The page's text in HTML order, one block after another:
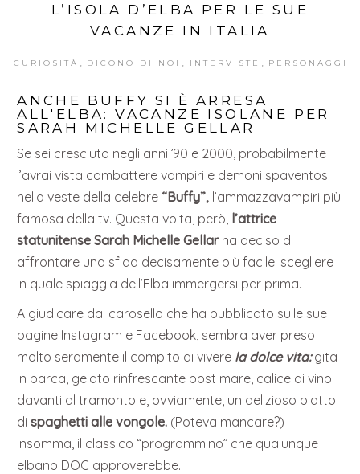
L’ISOLA D’ELBA PER LE SUE
VACANZE IN ITALIA
CURIOSITÀ DICONO DI NOI INTERVISTE PERSONAGGI
ANCHE BUFFY SI È ARRESA
ALL'ELBA: VACANZE ISOLANE PER
SARAH MICHELLE GELLAR
Se sei cresciuto negli anni ’90 e 2000, probabilmente
l’avrai vista combattere vampiri e demoni spaventosi
nella veste della celebre “Buffy”, l’ammazzavampiri più
famosa della tv. Questa volta, però, l’attrice
statunitense Sarah Michelle Gellarha deciso di
affrontare una sfida decisamente più facile: scegliere
in quale spiaggia dell’Elba immergersi per prima.
A giudicare dal carosello che ha pubblicato sulle sue
pagine Instagram e Facebook, sembra aver preso
molto seramente il compito di vivere la dolce vita:gita
in barca, gelato rinfrescante post mare, calice di vino
davanti al tramonto e, ovviamente, un delizioso piatto
dispaghetti alle vongole. (Poteva mancare?)
Insomma, il classico “programmino” che qualunque
elbano DOC approverebbe.